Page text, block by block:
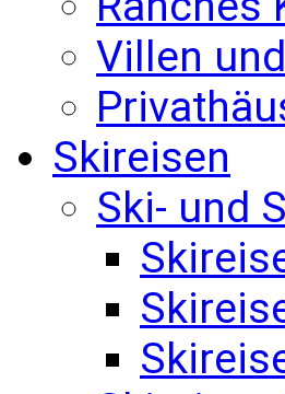
Villen
Skireisen
Ski- und